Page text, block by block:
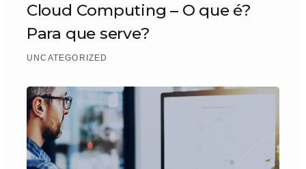
Cloud Computing – O que é?
Para que serve?
UNCATEGORIZED